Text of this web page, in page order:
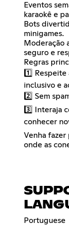
Eventos
karaokê e
Bots
minigames.
Moderação
seguro e
Regras
1️⃣
inclusivo e
2️⃣ Sem
3️⃣ Interaja
conhecer
Venha
onde as
Portuguese